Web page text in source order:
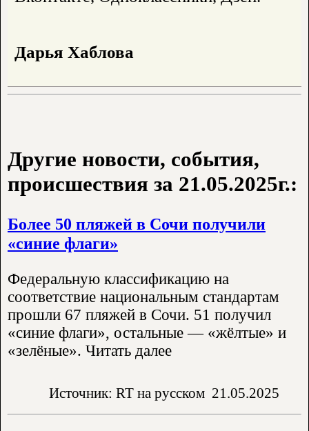
Дарья Хаблова
Другие новости, события,
происшествия за 21.05.2025г.:
Более 50 пляжей в Сочи получили
«синие флаги»
Федеральную классификацию на
соответствие национальным стандартам
прошли 67 пляжей в Сочи. 51 получил
«синие флаги», остальные — «жёлтые» и
«зелёные». Читать далее
Источник: RT на русском 21.05.2025